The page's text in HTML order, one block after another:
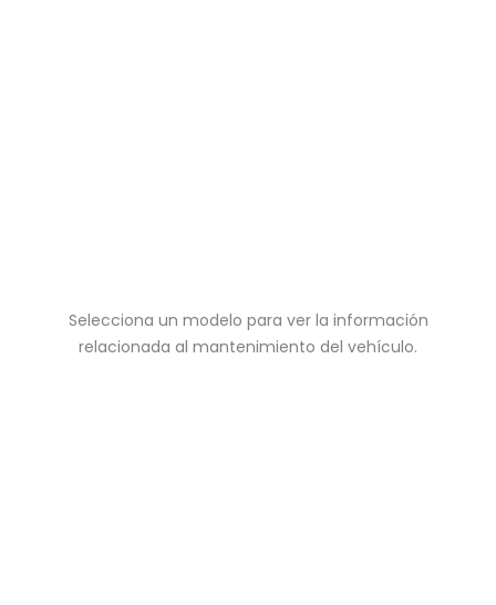
Selecciona un modelo para ver la información
relacionada al mantenimiento del vehículo.